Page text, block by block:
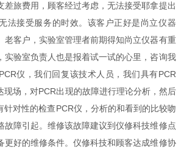
差旅费用，顾客经过考虑，无法接受耶拿提出
法接受服务的时效。该客户正好是尚立仪器
老客户，实验室管理者前期得知尚立仪器有重
实验室负责人也是报着试一试的心里，咨询我
仪，我们回复该技术人员，我们具有PCR
现场，对PCR出现的故障进行理论分析，然后
针对性的检查PCR仪，分析的和看到的比较吻
故障引起。维修该故障建议到仪修科技维修点
更好的维修条件。仪修科技和顾客达成维修协